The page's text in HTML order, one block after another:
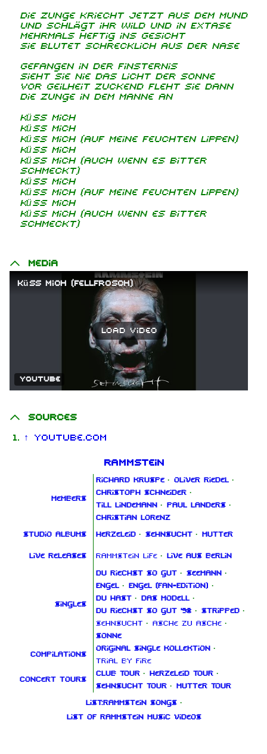
Die Zunge kriecht jetzt aus dem Mund
Und schlägt ihr wild und in Extase
Mehrmals heftig ins Gesicht
Sie blutet schrecklich aus der Nase
Gefangen in der Finsternis
Sieht sie nie das Licht der Sonne
Vor Geilheit zuckend fleht sie dann
Die Zunge in dem Manne an
Küss mich
Küss mich
Küss mich (auf meine feuchten Lippen)
Küss mich
Küss mich (auch wenn es bitter
schmeckt)
Küss mich
Küss mich (auf meine feuchten Lippen)
Küss mich
Küss mich (auch wenn es bitter
schmeckt)
Media
Küss mich (Fellfrosch)
Load video
YouTube
Sources
↑ YouTube.com
Rammstein
Members
Richard Kruspe · Oliver Riedel ·
Christoph Schneider ·
Till Lindemann · Paul Landers ·
Christian Lorenz
Studio albums Herzeleid · Sehnsucht · Mutter
Live releases Rammstein Life · Live aus Berlin
Singles
Du riechst so gut · Seemann ·
Engel · Engel (Fan‑Edition)
·
Du hast · Das Modell ·
Du riechst so gut '98 · Stripped ·
Sehnsucht · Asche zu Asche ·
Sonne
Compilations
Original Single Kollektion ·
Trial By Fire
Concert tours
Club Tour · Herzeleid Tour ·
Sehnsucht Tour · Mutter Tour
List:Rammstein songs ·
List of Rammstein music videos